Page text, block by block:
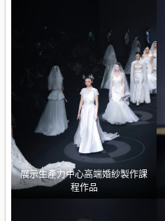
展示生產力中心高端婚紗製作課
程作品